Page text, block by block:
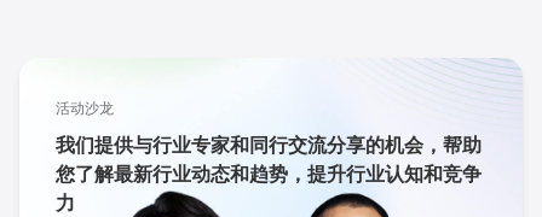
活动沙龙
我们提供与行业专家和同行交流分享的机会，帮助
您了解最新行业动态和趋势，提升行业认知和竞争
力